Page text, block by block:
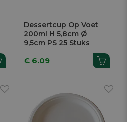
Dessertcup Op Voet
200ml H 5,8cm Ø
9,5cm PS 25 Stuks
€ 6.09